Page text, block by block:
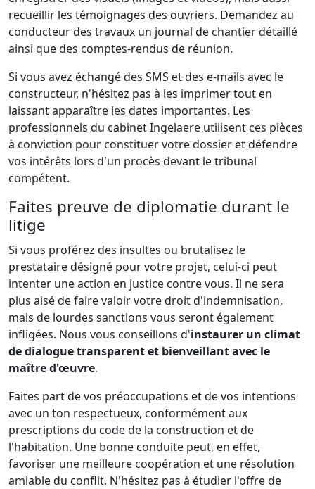
recueillir les témoignages des ouvriers. Demandez au
conducteur des travaux un journal de chantier détaillé
ainsi que des comptes-rendus de réunion.
Si vous avez échangé des SMS et des e-mails avec le
constructeur, n'hésitez pas à les imprimer tout en
laissant apparaître les dates importantes. Les
professionnels du cabinet Ingelaere utilisent ces pièces
à conviction pour constituer votre dossier et défendre
vos intérêts lors d'un procès devant le tribunal
compétent.
Faites preuve de diplomatie durant le
litige
Si vous proférez des insultes ou brutalisez le
prestataire désigné pour votre projet, celui-ci peut
intenter une action en justice contre vous. Il ne sera
plus aisé de faire valoir votre droit d'indemnisation,
mais de lourdes sanctions vous seront également
infligées. Nous vous conseillons d'instaurer un climat
de dialogue transparent et bienveillant avec le
maître d'œuvre.
Faites part de vos préoccupations et de vos intentions
avec un ton respectueux, conformément aux
prescriptions du code de la construction et de
l'habitation. Une bonne conduite peut, en effet,
favoriser une meilleure coopération et une résolution
amiable du conflit. N'hésitez pas à étudier l'offre de